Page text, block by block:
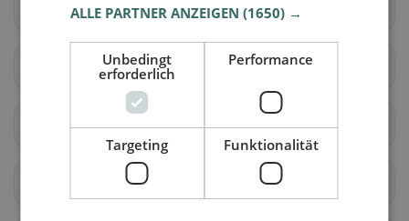
Cornaux Cressier (NE)
Hauterive (NE)
Landern Lignières
Saint-Blaise
ALLE PARTNER ANZEIGEN(1650) →
Unbedingt
erforderlich
Performance
Targeting Funktionalität